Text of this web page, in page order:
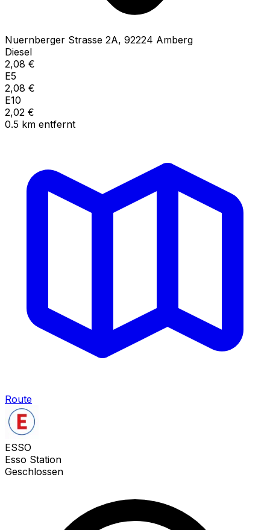
Nuernberger Strasse 2A, 92224 Amberg
Diesel
2,08 €
E5
2,08 €
E10
2,02 €
0.5 km entfernt
Route
ESSO
Esso Station
Geschlossen